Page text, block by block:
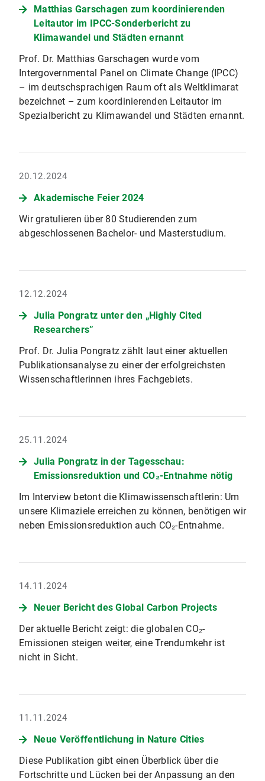
Matthias Garschagen zum koordinierenden
Leitautor im IPCC-Sonderbericht zu
Klimawandel und Städten ernannt
Prof. Dr. Matthias Garschagen wurde vom
Intergovernmental Panel on Climate Change (IPCC)
– im deutschsprachigen Raum oft als Weltklimarat
bezeichnet – zum koordinierenden Leitautor im
Spezialbericht zu Klimawandel und Städten ernannt.
20.12.2024
Akademische Feier 2024
Wir gratulieren über 80 Studierenden zum
abgeschlossenen Bachelor- und Masterstudium.
12.12.2024
Julia Pongratz unter den „Highly Cited
Researchers”
Prof. Dr. Julia Pongratz zählt laut einer aktuellen
Publikationsanalyse zu einer der erfolgreichsten
Wissenschaftlerinnen ihres Fachgebiets.
25.11.2024
Julia Pongratz in der Tagesschau:
Emissionsreduktion und CO₂-Entnahme nötig
Im Interview betont die Klimawissenschaftlerin: Um
unsere Klimaziele erreichen zu können, benötigen wir
neben Emissionsreduktion auch CO₂-Entnahme.
14.11.2024
Neuer Bericht des Global Carbon Projects
Der aktuelle Bericht zeigt: die globalen CO₂-
Emissionen steigen weiter, eine Trendumkehr ist
nicht in Sicht.
11.11.2024
Neue Veröffentlichung in Nature Cities
Diese Publikation gibt einen Überblick über die
Fortschritte und Lücken bei der Anpassung an den